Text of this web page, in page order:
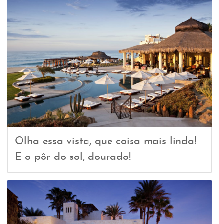
Olha essa vista, que coisa mais linda!
E o pôr do sol, dourado!